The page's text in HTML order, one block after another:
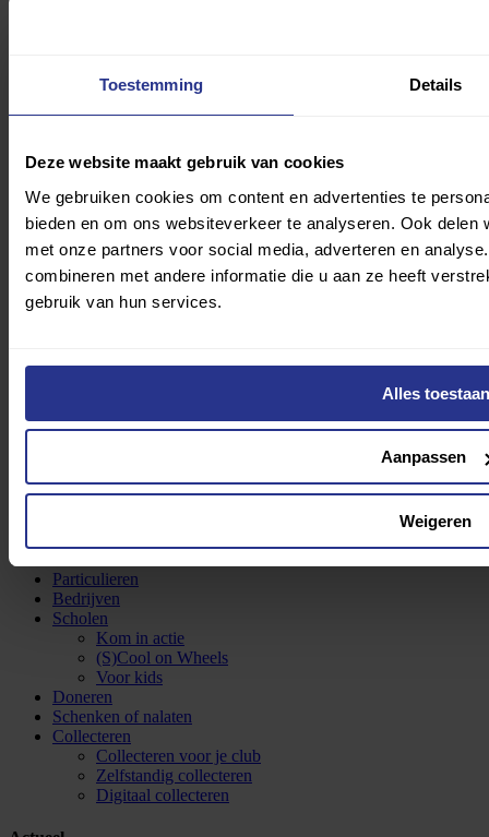
Toestemming Details
Deze website maakt gebruik van cookies
We gebruiken cookies om content en advertenties te
bieden en om ons websiteverkeer te analyseren. Ook
met onze partners voor social media, adverteren en
combineren met andere informatie die u aan ze heeft
gebruik van hun services.
Alles toestaan
Aanpassen
Weigeren
Contact
(S)Cool on Wheels
Impact maken
Sportfondsen
Dean van Kooij
GOLF
Five Five Out
Chris Vos Foundation
Special Olympics NL
Team Para Atletiek
Particulieren
Bedrijven
Scholen
Kom in actie
(S)Cool on Wheels
Voor kids
Doneren
Schenken of nalaten
Collecteren
Collecteren voor je club
Zelfstandig collecteren
Digitaal collecteren